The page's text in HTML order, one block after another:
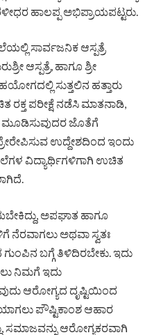
ಹಾಲಪ್ಪ ಅಭಿಪ್ರಾಯಪಟ್ಟರು.
ಸಾರ್ವಜನಿಕ ಆಸ್ಪತ್ರೆ
ಆಸ್ಪತ್ರೆ, ಹಾಗೂ ಶ್ರೀ
ಸುತ್ತಲಿನ ಹತ್ತಾರು
ರಕ್ತ ಪರೀಕ್ಷೆ ನಡೆಸಿ ಮಾತನಾಡಿ,
ಮೂಡಿಸುವುದರ ಜೊತೆಗೆ
ಉದ್ದೇಶದಿಂದ ಇಂದು
ವಿದ್ಯಾರ್ಥಿಗಳಿಗಾಗಿ ಉಚಿತ
ಅಪಘಾತ ಹಾಗೂ
ನೆರವಾಗಲು ಅಥವಾ ಸ್ವತಃ
ಗುಂಪಿನ ಬಗ್ಗೆ ತಿಳಿದಿರಬೇಕು. ಇದು
ನಿಮಗೆ ಇದು
ಆರೋಗ್ಯದ ದೃಷ್ಟಿಯಿಂದ
ಪೌಷ್ಟಿಕಾಂಶ ಆಹಾರ
ಸಮಾಜವನ್ನು ಆರೋಗ್ಯಕರವಾಗಿ